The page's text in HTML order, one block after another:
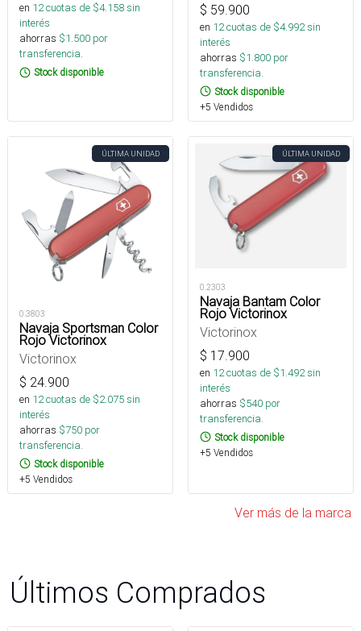
en 12cuotas de $4.158sin
interés
ahorras $1.500 por
transferencia.
Stock disponible
$ 59.900
en 12cuotas de $4.992sin
interés
ahorras $1.800 por
transferencia.
Stock disponible
+5 Vendidos
ÚLTIMA UNIDAD
0.3803
Navaja Sportsman Color
Rojo Victorinox
Victorinox
$ 24.900
en 12cuotas de $2.075sin
interés
ahorras $750 por
transferencia.
Stock disponible
+5 Vendidos
ÚLTIMA UNIDAD
0.2303
Navaja Bantam Color
Rojo Victorinox
Victorinox
$ 17.900
en 12cuotas de $1.492sin
interés
ahorras $540 por
transferencia.
Stock disponible
+5 Vendidos
Ver más de la marca
Últimos Comprados